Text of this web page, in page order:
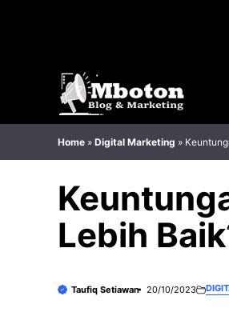
Home » Digital Marketing »
Lebih
Taufiq Setiawan 20/10/2023